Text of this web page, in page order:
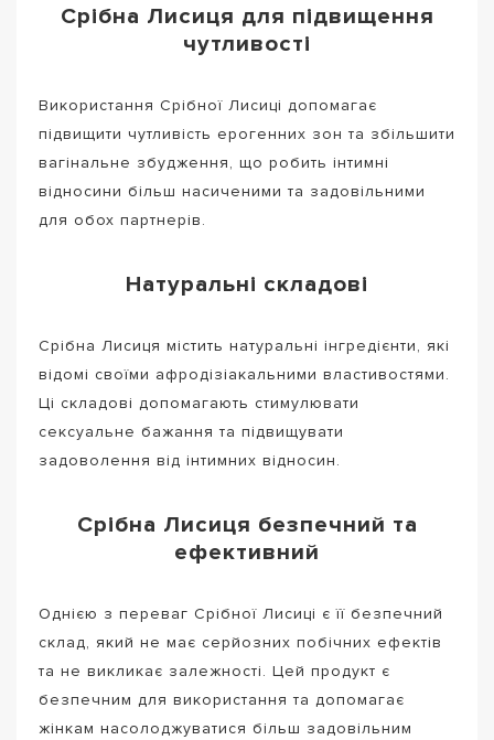
Срібна Лисиця для підвищення
чутливості
Використання Срібної Лисиці допомагає
підвищити чутливість ерогенних зон та збільшити
вагінальне збудження, що робить інтимні
відносини більш насиченими та задовільними
для обох партнерів.
Натуральні складові
Срібна Лисиця містить натуральні інгредієнти, які
відомі своїми афродізіакальними властивостями.
Ці складові допомагають стимулювати
сексуальне бажання та підвищувати
задоволення від інтимних відносин.
Срібна Лисиця безпечний та
ефективний
Однією з переваг Срібної Лисиці є її безпечний
склад, який не має серйозних побічних ефектів
та не викликає залежності. Цей продукт є
безпечним для використання та допомагає
жінкам насолоджуватися більш задовільним